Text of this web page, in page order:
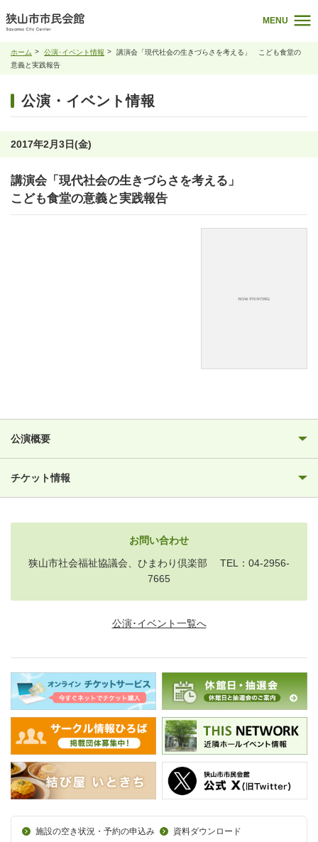
MENU
ホーム 公演･イベント情報
講演会「現代社会の生きづらさを考える」 こども食堂の
意義と実践報告
公演・イベント情報
2017年2月3日(金)
講演会「現代社会の生きづらさを考える」
こども食堂の意義と実践報告
公演概要
チケット情報
お問い合わせ
狭山市社会福祉協議会、ひまわり倶楽部 TEL：04-2956-
7665
公演･イベント一覧へ
施設の空き状況・予約の申込み
資料ダウンロード